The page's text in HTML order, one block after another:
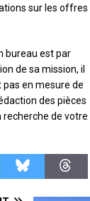
sur les offres
bureau est par
de sa mission, il
en mesure de
des pièces
recherche de votre